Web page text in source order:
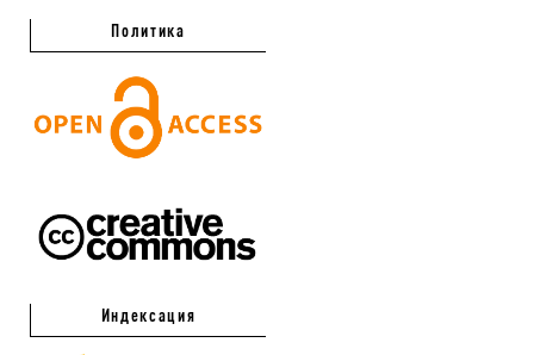
Политика
Индексация